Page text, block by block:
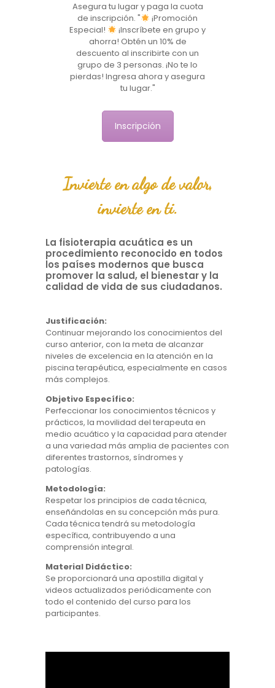
Asegura tu lugar y paga la cuota
de inscripción. "
¡Promoción
Especial!
¡Inscríbete en grupo y
ahorra! Obtén un 10% de
descuento al inscribirte con un
grupo de 3 personas. ¡No te lo
pierdas! Ingresa ahora y asegura
tu lugar."
Inscripción
Invierte en algo de valor,
invierte en ti.
La fisioterapia acuática es un
procedimiento reconocido en todos
los países modernos que busca
promover la salud, el bienestar y la
calidad de vida de sus ciudadanos.
Justificación:
Continuar mejorando los conocimientos del
curso anterior, con la meta de alcanzar
niveles de excelencia en la atención en la
piscina terapéutica, especialmente en casos
más complejos.
Objetivo Específico:
Perfeccionar los conocimientos técnicos y
prácticos, la movilidad del terapeuta en
medio acuático y la capacidad para atender
a una variedad más amplia de pacientes con
diferentes trastornos, síndromes y
patologías.
Metodología:
Respetar los principios de cada técnica,
enseñándolas en su concepción más pura.
Cada técnica tendrá su metodología
específica, contribuyendo a una
comprensión integral.
Material Didáctico:
Se proporcionará una apostilla digital y
videos actualizados periódicamente con
todo el contenido del curso para los
participantes.